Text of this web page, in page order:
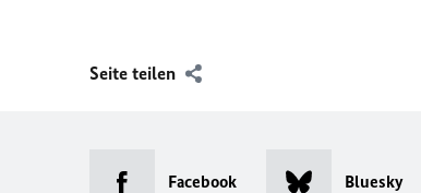
Seite teilen
Facebook Bluesky